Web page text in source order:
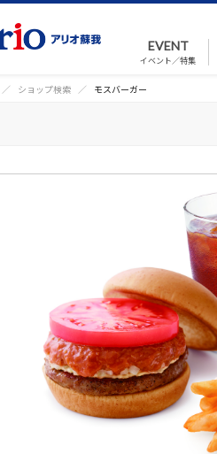
EVENT
イベント／特集
ショップ検索 モスバーガー